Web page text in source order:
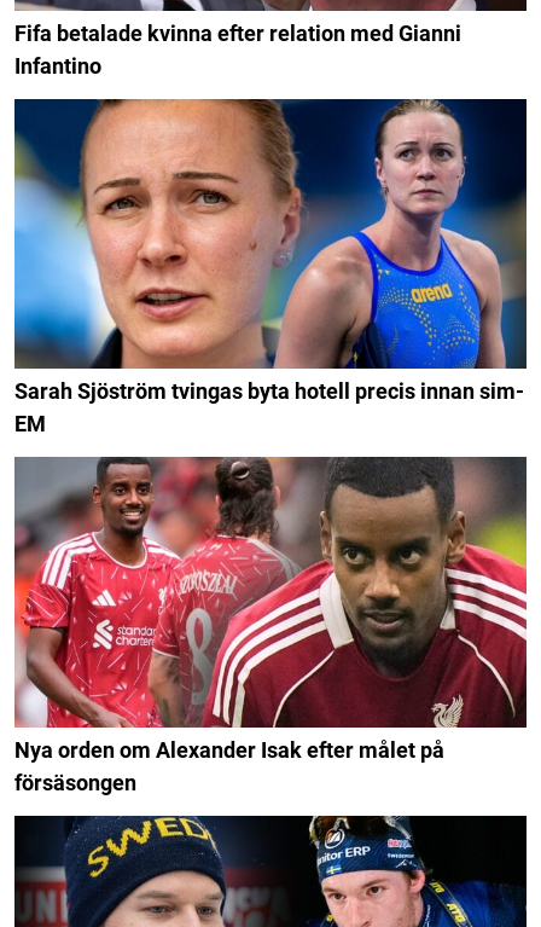
Fifa betalade kvinna efter relation med Gianni
Infantino
Sarah Sjöström tvingas byta hotell precis innan sim-
EM
Nya orden om Alexander Isak efter målet på
försäsongen